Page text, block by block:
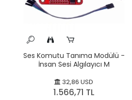
Ses Komutu Tanıma Modülü -
İnsan Sesi Algılayıcı M
32,86 USD
1.566,71 TL